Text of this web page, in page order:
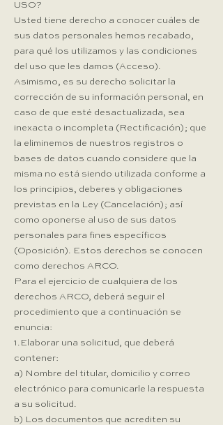
USO?​
Usted tiene derecho a conocer cuáles de
sus datos personales hemos recabado,
para qué los utilizamos y las condiciones
del uso que les damos (Acceso).
Asimismo, es su derecho solicitar la
corrección de su información personal, en
caso de que esté desactualizada, sea
inexacta o incompleta (Rectificación); que
la eliminemos de nuestros registros o
bases de datos cuando considere que la
misma no está siendo utilizada conforme a
los principios, deberes y obligaciones
previstas en la Ley (Cancelación); así
como oponerse al uso de sus datos
personales para fines específicos
(Oposición). Estos derechos se conocen
como derechos ARCO.
Para el ejercicio de cualquiera de los
derechos ARCO, deberá seguir el
procedimiento que a continuación se
enuncia:
1.Elaborar una solicitud, que deberá
contener:
a) Nombre del titular, domicilio y correo
electrónico para comunicarle la respuesta
a su solicitud.
b) Los documentos que acrediten su